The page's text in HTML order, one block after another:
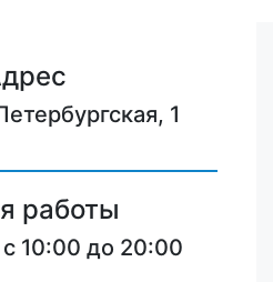
1
работы
10:00 до 20:00